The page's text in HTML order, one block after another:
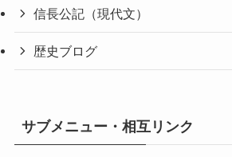
信長公記（現代文）
歴史ブログ
サブメニュー・相互リンク